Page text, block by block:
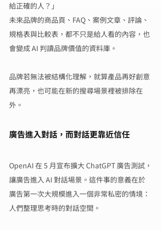
給正確的人？」
未來品牌的商品頁、FAQ、案例文章、評論、
規格表與比較表，都不只是給人看的內容，也
會變成 AI 判讀品牌價值的資料庫。
品牌若無法被結構化理解，就算產品再好創意
再漂亮，也可能在新的搜尋場景裡被排除在
外。
廣告進入對話，而對話更靠近信任
OpenAI 在 5 月宣布擴大 ChatGPT 廣告測試，
讓廣告進入 AI 對話場景。這件事的意義在於
廣告第一次大規模進入一個非常私密的情境：
人們整理思考時的對話空間。